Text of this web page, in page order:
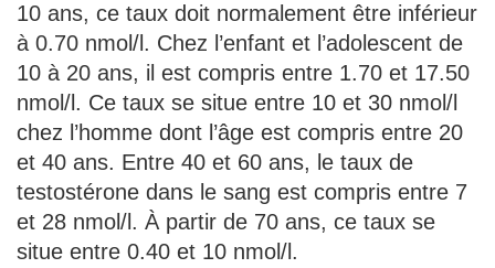
10 ans, ce taux doit normalement être inférieur
à 0.70 nmol/l. Chez l’enfant et l’adolescent de
10 à 20 ans, il est compris entre 1.70 et 17.50
nmol/l. Ce taux se situe entre 10 et 30 nmol/l
chez l’homme dont l’âge est compris entre 20
et 40 ans. Entre 40 et 60 ans, le taux de
testostérone dans le sang est compris entre 7
et 28 nmol/l. À partir de 70 ans, ce taux se
situe entre 0.40 et 10 nmol/l.